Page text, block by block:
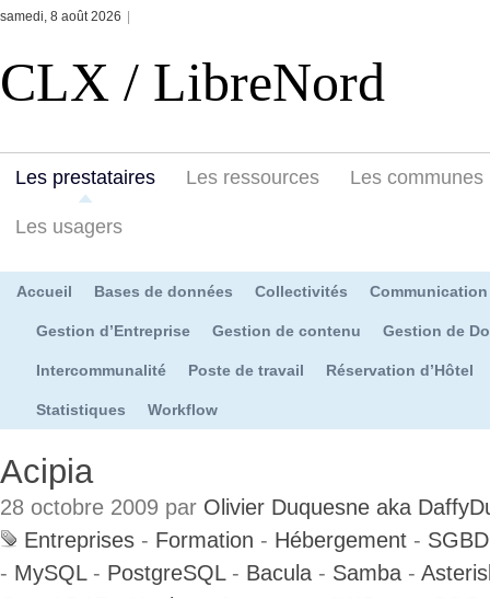
samedi, 8 août 2026
CLX / LibreNord
Les prestataires Les ressources Les communes
Les usagers
Accueil Bases de données Collectivités Communication
Gestion d’Entreprise Gestion de contenu Gestion de
Intercommunalité Poste de travail Réservation d’Hôtel
Statistiques Workflow
Acipia
28 octobre 2009 par Olivier Duquesne aka
Entreprises - Formation - Hébergement - SGBD
- MySQL- PostgreSQL- Bacula - Samba -